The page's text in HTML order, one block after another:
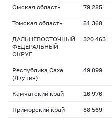
Омская область 79 285
Томская область 51 368
ДАЛЬНЕВОСТОЧНЫЙ
ФЕДЕРАЛЬНЫЙ
ОКРУГ
320 463
Республика Саха
(Якутия)
49 099
Камчатский край 16 976
Приморский край 88 569